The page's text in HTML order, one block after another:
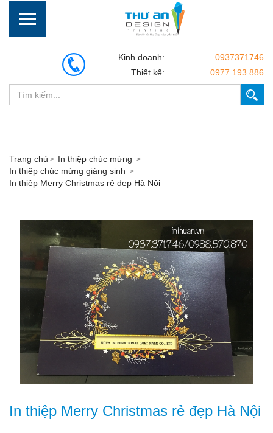
Kinh doanh:
0937371746
Thiết kế:
0977 193 886
Trang chủ
In thiệp chúc mừng
In thiệp chúc mừng giáng sinh
In thiệp Merry Christmas rẻ đẹp Hà Nội
In thiệp Merry Christmas rẻ đẹp Hà Nội